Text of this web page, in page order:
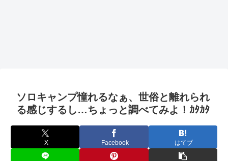
ソロキャンプ憧れるなぁ、世俗と離れられ
る感じするし…ちょっと調べてみよ！ｶﾀｶﾀ
X Facebook はてブ